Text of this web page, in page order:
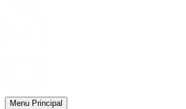
Menu Principal